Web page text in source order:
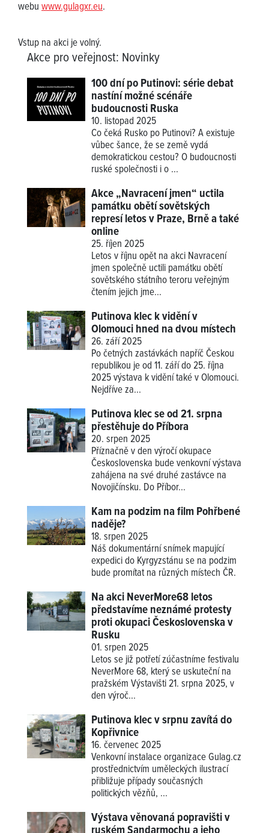
webu www.gulagxr.eu.
Vstup na akci je volný.
Akce pro veřejnost: Novinky
100 dní po Putinovi: série debat
nastíní možné scénáře
budoucnosti Ruska
10. listopad 2025
Co čeká Rusko po Putinovi? A existuje
vůbec šance, že se země vydá
demokratickou cestou? O budoucnosti
ruské společnosti i o ...
Akce „Navracení jmen“ uctila
památku obětí sovětských
represí letos v Praze, Brně a také
online
25. říjen 2025
Letos v říjnu opět na akci Navracení
jmen společně uctili památku obětí
sovětského státního teroru veřejným
čtením jejich jme...
Putinova klec k vidění v
Olomouci hned na dvou místech
26. září 2025
Po četných zastávkách napříč Českou
republikou je od 11. září do 25. října
2025 výstava k vidění také v Olomouci.
Nejdříve za...
Putinova klec se od 21. srpna
přestěhuje do Příbora
20. srpen 2025
Příznačně v den výročí okupace
Československa bude venkovní výstava
zahájena na své druhé zastávce na
Novojičínsku. Do Příbor...
Kam na podzim na film Pohřbené
naděje?
18. srpen 2025
Náš dokumentární snímek mapující
expedici do Kyrgyzstánu se na podzim
bude promítat na různých místech ČR.
Na akci NeverMore68 letos
představíme neznámé protesty
proti okupaci Československa v
Rusku
01. srpen 2025
Letos se již potřetí zúčastníme festivalu
NeverMore 68, který se uskuteční na
pražském Výstavišti 21. srpna 2025, v
den výroč...
Putinova klec v srpnu zavítá do
Kopřivnice
16. červenec 2025
Venkovní instalace organizace Gulag.cz
prostřednictvím uměleckých ilustrací
přibližuje případy současných
politických vězňů, ...
Výstava věnovaná popravišti v